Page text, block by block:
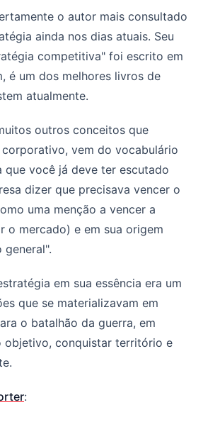
que já li
o autor mais consultado
ainda nos dias atuais. Seu
competitiva" foi escrito em
é um dos melhores livros de
atualmente.
outros conceitos que
vem do vocabulário
que você já deve ter escutado
dizer que precisava vencer o
uma menção a vencer a
o mercado) e em sua origem
em sua essência era um
que se materializavam em
o batalhão da guerra, em
objetivo, conquistar território e
: